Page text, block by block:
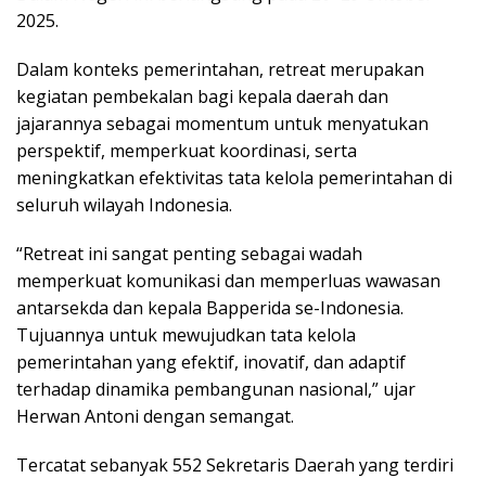
2025.
Dalam konteks pemerintahan, retreat merupakan
kegiatan pembekalan bagi kepala daerah dan
jajarannya sebagai momentum untuk menyatukan
perspektif, memperkuat koordinasi, serta
meningkatkan efektivitas tata kelola pemerintahan di
seluruh wilayah Indonesia.
“Retreat ini sangat penting sebagai wadah
memperkuat komunikasi dan memperluas wawasan
antarsekda dan kepala Bapperida se-Indonesia.
Tujuannya untuk mewujudkan tata kelola
pemerintahan yang efektif, inovatif, dan adaptif
terhadap dinamika pembangunan nasional,” ujar
Herwan Antoni dengan semangat.
Tercatat sebanyak 552 Sekretaris Daerah yang terdiri